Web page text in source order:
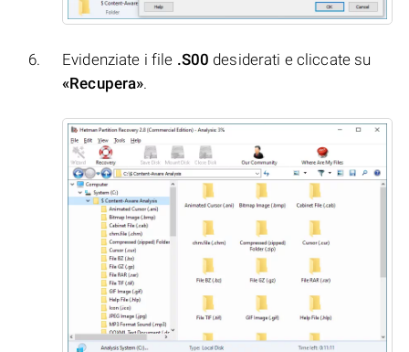
Evidenziate i file .S00 desiderati e cliccate su
«Recupera».